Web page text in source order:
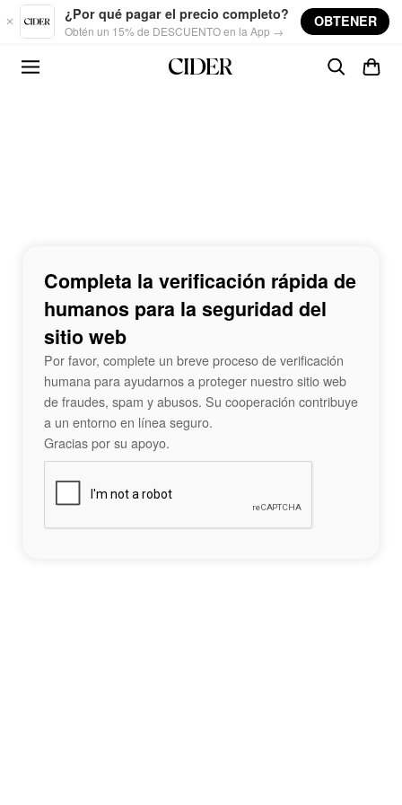
Skip to main content
¿Por qué pagar el precio completo?
Obtén un 15% de DESCUENTO en la App →
OBTENER
Completa la verificación rápida de
humanos para la seguridad del
sitio web
Por favor, complete un breve proceso de verificación
humana para ayudarnos a proteger nuestro sitio web
de fraudes, spam y abusos. Su cooperación contribuye
a un entorno en línea seguro.
Gracias por su apoyo.